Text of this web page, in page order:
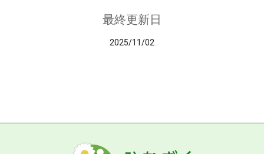
最終更新日
2025/11/02